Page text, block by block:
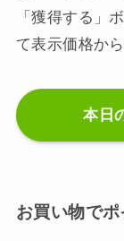
「獲得する」
て表示価格か
本日
お買い物で